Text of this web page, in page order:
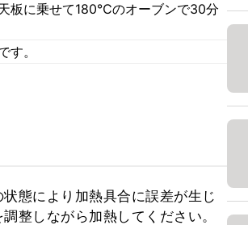
板に乗せて180℃のオーブンで30分
。
態により加熱具合に誤差が生じ
整しながら加熱してください。